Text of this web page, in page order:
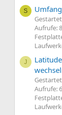
S
Aufrufe:
J
Aufrufe: